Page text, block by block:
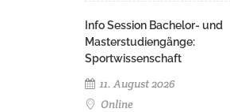
Info Session Bachelor- und
Masterstudiengänge:
Sportwissenschaft
11. August 2026
Online